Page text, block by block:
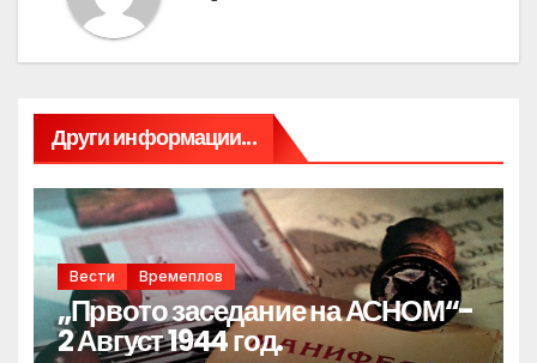
Други информации...
Вести Времеплов
„Првото заседание на АСНОМ“-
2 Август 1944 год.